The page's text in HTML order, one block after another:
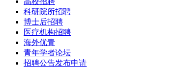
科研院所招聘
博士后招聘
医疗机构招聘
海外优青
青年学者论坛
招聘公告发布申请